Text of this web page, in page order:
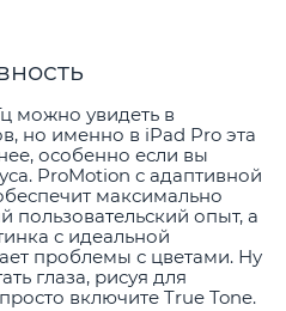
можно увидеть в
но именно в iPad Pro эта
особенно если вы
ProMotion с адаптивной
максимально
пользовательский опыт, а
с идеальной
проблемы с цветами. Ну
глаза, рисуя для
включите True Tone.